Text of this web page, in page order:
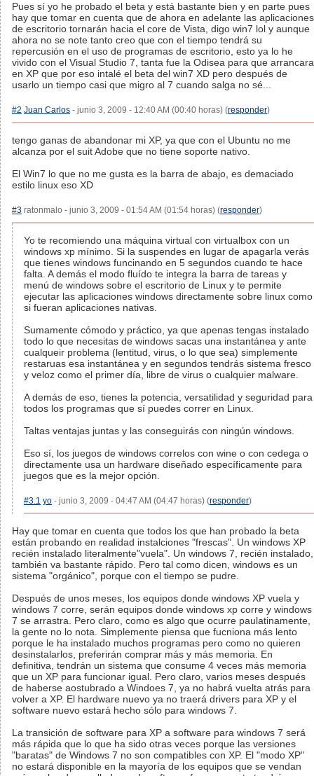
Pues sí yo he probado el beta y está bastante bien y en parte pues
hay que tomar en cuenta que de ahora en adelante las aplicaciones
de escritorio tornarán hacia el core de Vista, digo win7 lol y aunque
ahora no se note tanto creo que con el tiempo tendrá su
repercusión en el uso de programas de escritorio, esto ya lo he
vivido con el Visual Studio 7, tanta fue la Odisea para que arrancara
en XP que por eso intalé el beta del win7 XD pero después de
usarlo un tiempo casi que migro al 7 cuando salga no sé...
#2 Juan Carlos - junio 3, 2009 - 12:40 AM (00:40 horas) (responder)
tengo ganas de abandonar mi XP, ya que con el Ubuntu no me
alcanza por el suit Adobe que no tiene soporte nativo.
El Win7 lo que no me gusta es la barra de abajo, es demaciado
estilo linux eso XD
#3 ratonmalo - junio 3, 2009 - 01:54 AM (01:54 horas) (responder)
Yo te recomiendo una máquina virtual con virtualbox con un
windows xp mínimo. Si la suspendes en lugar de apagarla verás
que tienes windows funcinando en 5 segundos cuando te hace
falta. A demás el modo fluído te integra la barra de tareas y
menú de windows sobre el escritorio de Linux y te permite
ejecutar las aplicaciones windows directamente sobre linux como
si fueran aplicaciones nativas.
Sumamente cómodo y práctico, ya que apenas tengas instalado
todo lo que necesitas de windows sacas una instantánea y ante
cualqueir problema (lentitud, virus, o lo que sea) simplemente
restaruas esa instantánea y en segundos tendrás sistema fresco
y veloz como el primer día, libre de virus o cualquier malware.
A demás de eso, tienes la potencia, versatilidad y seguridad para
todos los programas que sí puedes correr en Linux.
Taltas ventajas juntas y las conseguirás con ningún windows.
Eso sí, los juegos de windows correlos con wine o con cedega o
directamente usa un hardware diseñado específicamente para
juegos que es la mejor opción.
#3.1 yo - junio 3, 2009 - 04:47 AM (04:47 horas) (responder)
Hay que tomar en cuenta que todos los que han probado la beta
están probando en realidad instalciones "frescas". Un windows XP
recién instalado literalmente"vuela". Un windows 7, recién instalado,
también va bastante rápido. Pero tal como dicen, windows es un
sistema "orgánico", porque con el tiempo se pudre.
Después de unos meses, los equipos donde windows XP vuela y
windows 7 corre, serán equipos donde windows xp corre y windows
7 se arrastra. Pero claro, como es algo que ocurre paulatinamente,
la gente no lo nota. Simplemente piensa que fucniona más lento
porque le ha instalado muchos programas pero como no quieren
desinstalarlos, preferirán comprar más y más memoria. En
definitiva, tendrán un sistema que consume 4 veces más memoria
que un XP para funcionar igual. Pero claro, varios meses después
de haberse aostubrado a Windoes 7, ya no habrá vuelta atrás para
volver a XP. El hardware nuevo ya no traerá drivers para XP y el
software nuevo estará hecho sólo para windows 7.
La transición de software para XP a software para windows 7 será
más rápida que lo que ha sido otras veces porque las versiones
"baratas" de Windows 7 no son compatibles con XP. El "modo XP"
no estará disponible en la mayoría de los equipos que se vendan